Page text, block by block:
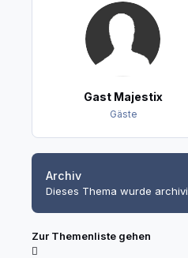
Gast Majestix
Gäste
Archiv
Dieses Thema wurde
Zur Themenliste gehen